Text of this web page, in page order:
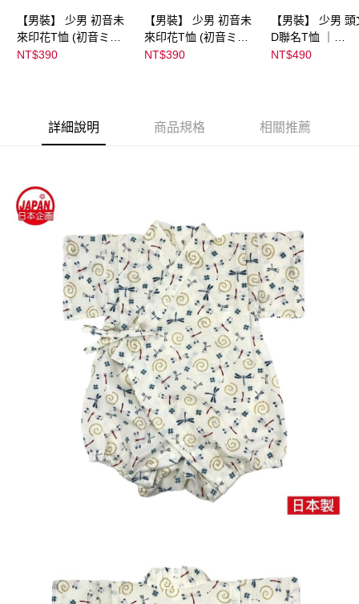
【男裝】 少男 初音未
來印花T恤 (初音ミク)
｜
NT$390
【男裝】 少男 初音未
來印花T恤 (初音ミク)
｜
NT$390
【男裝】 少男
D聯名T恤 ｜
NT$490
詳細說明 商品規格 相關推薦